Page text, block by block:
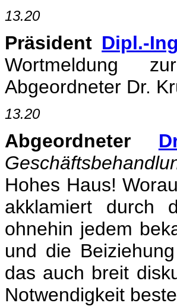
13.20
Präsident Dipl.-
Wortmeldung
Abgeordneter Dr.
13.20
Abgeordneter
Hohes Haus!
akklamiert durch
ohnehin jedem
und die
das auch breit
Notwendigkeit